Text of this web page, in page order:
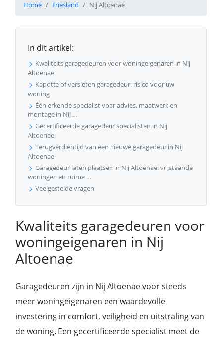
Home Friesland Nij Altoenae
In dit artikel:
Kwaliteits garagedeuren voor woningeigenaren in Nij
Altoenae
Kapotte of versleten garagedeur: risico voor uw
woning
Één erkende specialist voor advies, maatwerk en
montage in Nij …
Gecertificeerde garagedeur specialisten in Nij
Altoenae
Terugverdientijd van een nieuwe garagedeur in Nij
Altoenae
Garagedeur laten plaatsen in Nij Altoenae: vrijstaande
woningen en ruime …
Veelgestelde vragen
Kwaliteits garagedeuren voor
woningeigenaren in Nij
Altoenae
Garagedeuren zijn in Nij Altoenae voor steeds
meer woningeigenaren een waardevolle
investering in comfort, veiligheid en uitstraling van
de woning. Een gecertificeerde specialist meet de